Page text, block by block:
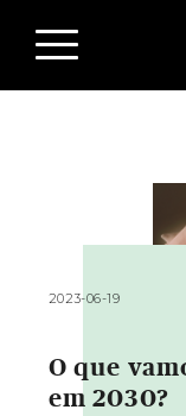
2023-06-19
O que
em 2030?